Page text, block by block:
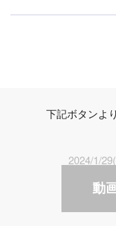
下記ボタンよ
2024/1/
動